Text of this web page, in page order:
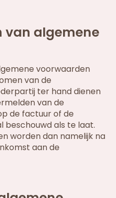
van algemene
voorwaarden
van de
ter hand dienen
van de
de factuur of de
als te laat.
worden dan namelijk na
aan de